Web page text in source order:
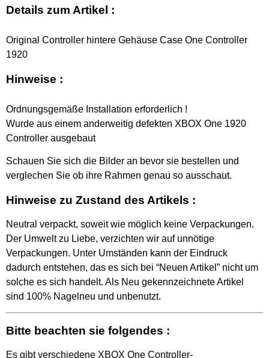
Details zum Artikel :
Original Controller hintere Gehäuse Case One Controller
1920
Hinweise :
Ordnungsgemäße Installation erforderlich !
Wurde aus einem anderweitig defekten XBOX One 1920
Controller ausgebaut
Schauen Sie sich die Bilder an bevor sie bestellen und
verglechen Sie ob ihre Rahmen genau so ausschaut.
Hinweise zu Zustand des Artikels :
Neutral verpackt, soweit wie möglich keine Verpackungen.
Der Umwelt zu Liebe, verzichten wir auf unnötige
Verpackungen. Unter Umständen kann der Eindruck
dadurch entstehen, das es sich bei “Neuen Artikel” nicht um
solche es sich handelt. Als Neu gekennzeichnete Artikel
sind 100% Nagelneu und unbenutzt.
Bitte beachten sie folgendes :
Es gibt verschiedene XBOX One Controller-